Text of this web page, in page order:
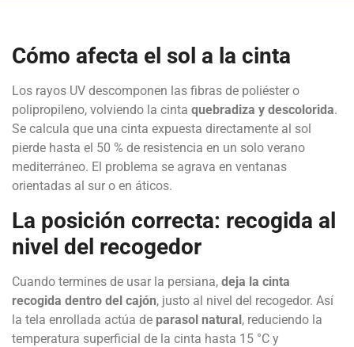
Cómo afecta el sol a la cinta
Los rayos UV descomponen las fibras de poliéster o
polipropileno, volviendo la cinta quebradiza y descolorida.
Se calcula que una cinta expuesta directamente al sol
pierde hasta el 50 % de resistencia en un solo verano
mediterráneo. El problema se agrava en ventanas
orientadas al sur o en áticos.
La posición correcta: recogida al
nivel del recogedor
Cuando termines de usar la persiana, deja la cinta
recogida dentro del cajón, justo al nivel del recogedor. Así
la tela enrollada actúa de parasol natural, reduciendo la
temperatura superficial de la cinta hasta 15 °C y